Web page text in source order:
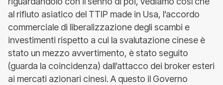
al rifiuto asiatico del TTIP made in Usa, l’accordo
commerciale di liberalizzazione degli scambi e
investimenti rispetto a cui la svalutazione cinese è
stato un mezzo avvertimento, è stato seguito
(guarda la coincidenza) dall’attacco dei broker esteri
ai mercati azionari cinesi. A questo il Governo